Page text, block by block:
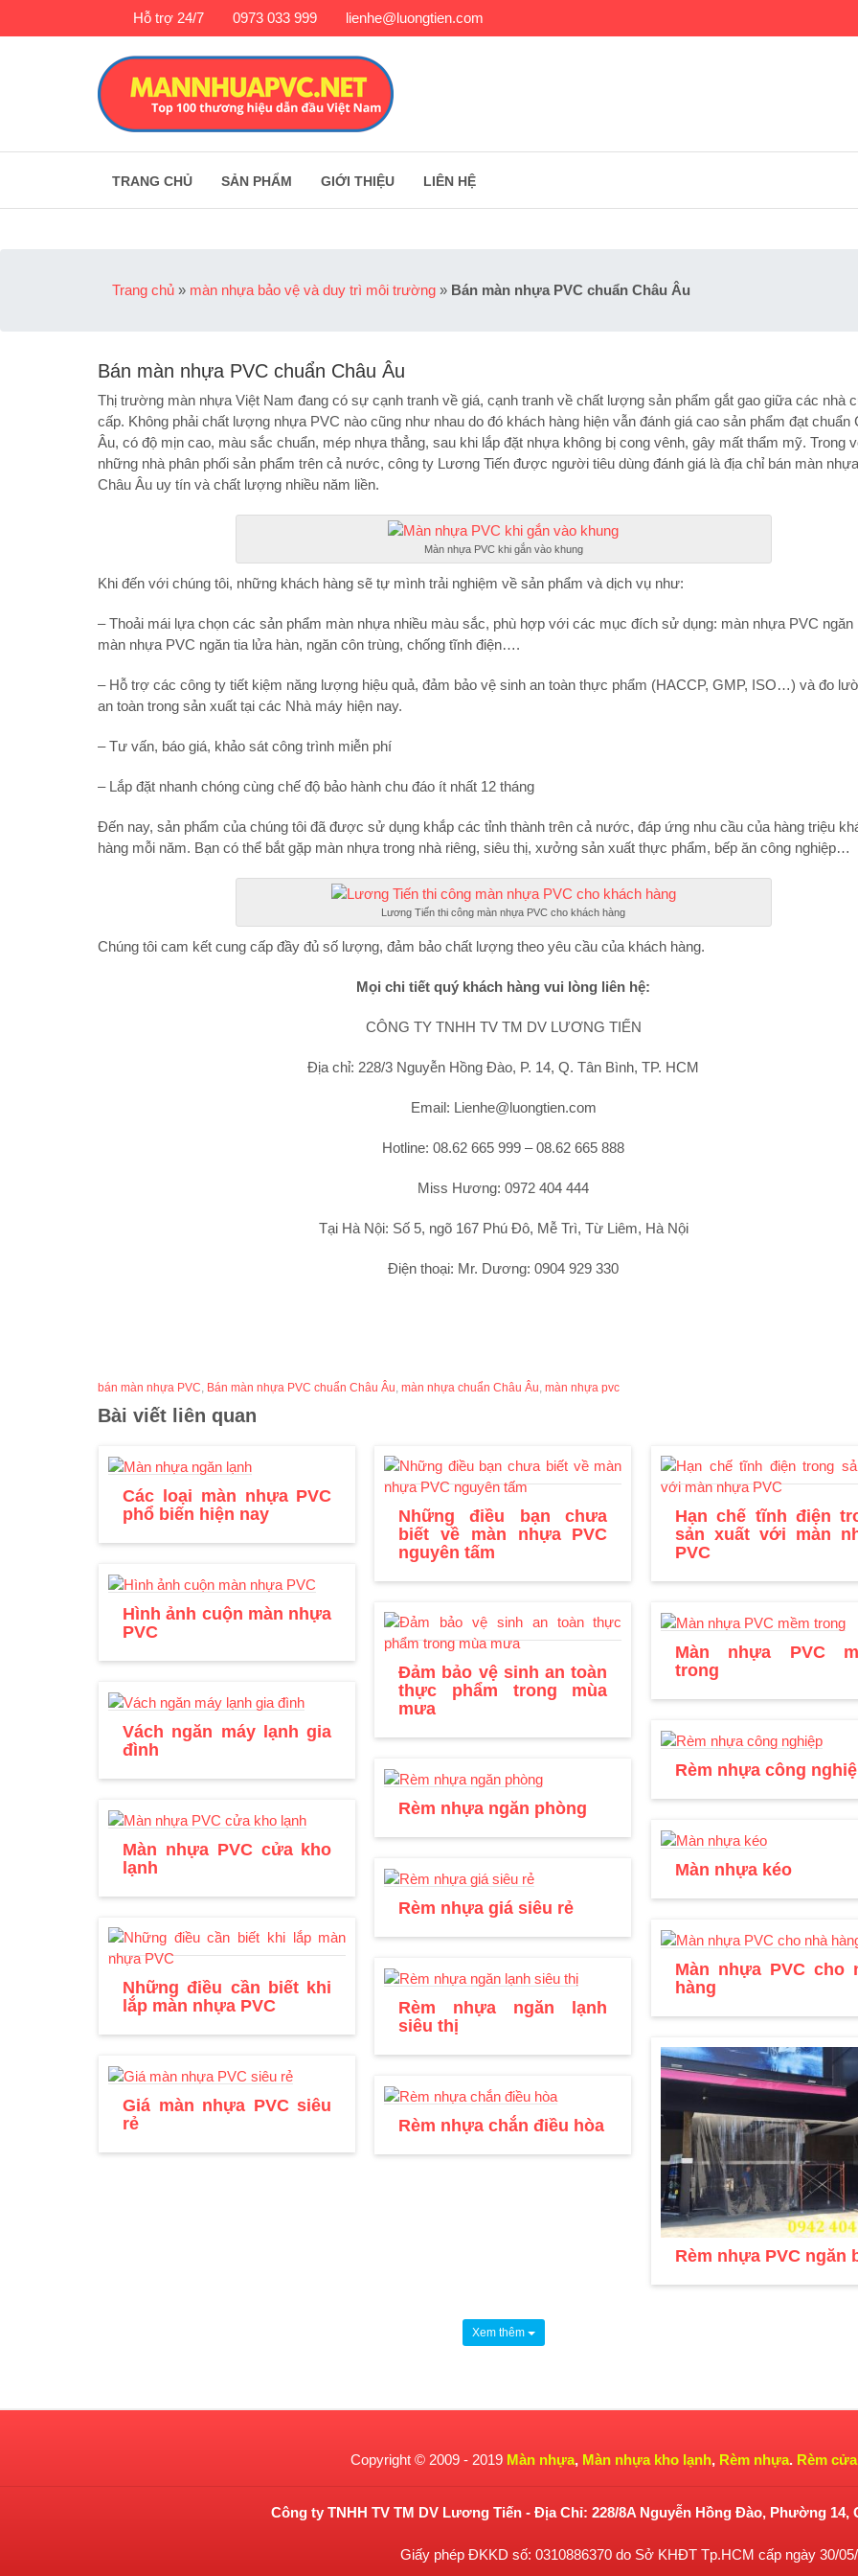
Hỗ trợ 24/7 0973 033 999 lienhe@luongtien.com
TRANG CHỦ SẢN PHẨM GIỚI THIỆU LIÊN HỆ
Trang chủ » màn nhựa bảo vệ và duy trì môi trường » Bán màn nhựa PVC chuẩn Châu Âu
Bán màn nhựa PVC chuẩn Châu Âu
Thị trường màn nhựa Việt Nam đang có sự cạnh tranh về giá, cạnh tranh về chất lượng sản phẩm gắt gao giữa các nhà
cấp. Không phải chất lượng nhựa PVC nào cũng như nhau do đó khách hàng hiện vẫn đánh giá cao sản phẩm đạt chuẩn
Âu, có độ mịn cao, màu sắc chuẩn, mép nhựa thẳng, sau khi lắp đặt nhựa không bị cong vênh, gây mất thẩm mỹ. Trong
những nhà phân phối sản phẩm trên cả nước, công ty Lương Tiến được người tiêu dùng đánh giá là địa chỉ bán màn
Châu Âu uy tín và chất lượng nhiều năm liền.
Màn nhựa PVC khi gắn vào khung
Khi đến với chúng tôi, những khách hàng sẽ tự mình trải nghiệm về sản phẩm và dịch vụ như:
– Thoải mái lựa chọn các sản phẩm màn nhựa nhiều màu sắc, phù hợp với các mục đích sử dụng: màn nhựa PVC ngăn
màn nhựa PVC ngăn tia lửa hàn, ngăn côn trùng, chống tĩnh điện….
– Hỗ trợ các công ty tiết kiệm năng lượng hiệu quả, đảm bảo vệ sinh an toàn thực phẩm (HACCP, GMP, ISO…) và đo
an toàn trong sản xuất tại các Nhà máy hiện nay.
– Tư vấn, báo giá, khảo sát công trình miễn phí
– Lắp đặt nhanh chóng cùng chế độ bảo hành chu đáo ít nhất 12 tháng
Đến nay, sản phẩm của chúng tôi đã được sử dụng khắp các tỉnh thành trên cả nước, đáp ứng nhu cầu của hàng triệu
hàng mỗi năm. Bạn có thể bắt gặp màn nhựa trong nhà riêng, siêu thị, xưởng sản xuất thực phẩm, bếp ăn công nghiệp…
Lương Tiến thi công màn nhựa PVC cho khách hàng
Chúng tôi cam kết cung cấp đầy đủ số lượng, đảm bảo chất lượng theo yêu cầu của khách hàng.
Mọi chi tiết quý khách hàng vui lòng liên hệ:
CÔNG TY TNHH TV TM DV LƯƠNG TIẾN
Địa chỉ: 228/3 Nguyễn Hồng Đào, P. 14, Q. Tân Bình, TP. HCM
Email: Lienhe@luongtien.com
Hotline: 08.62 665 999 – 08.62 665 888
Miss Hương: 0972 404 444
Tại Hà Nội: Số 5, ngõ 167 Phú Đô, Mễ Trì, Từ Liêm, Hà Nội
Điện thoại: Mr. Dương: 0904 929 330
bán màn nhựa PVC, Bán màn nhựa PVC chuẩn Châu Âu, màn nhựa chuẩn Châu Âu, màn nhựa pvc
Bài viết liên quan
Các loại màn nhựa PVC
phổ biến hiện nay
Những điều bạn chưa
biết về màn nhựa PVC
nguyên tấm
Hạn chế tĩnh điện
sản xuất với màn
PVC
Hình ảnh cuộn màn nhựa
PVC
Đảm bảo vệ sinh an toàn
thực phẩm trong mùa
mưa
Màn nhựa PVC
trong
Vách ngăn máy lạnh gia
đình
Rèm nhựa công
Rèm nhựa ngăn phòng
Màn nhựa PVC cửa kho
lạnh
Màn nhựa kéo
Rèm nhựa giá siêu rẻ
Những điều cần biết khi
lắp màn nhựa PVC
Màn nhựa PVC cho
hàng
Rèm nhựa ngăn lạnh
siêu thị
Rèm nhựa PVC ngăn
Giá màn nhựa PVC siêu
rẻ
Rèm nhựa chắn điều hòa
Xem thêm
Copyright © 2009 - 2019 Màn nhựa, Màn nhựa kho lạnh, Rèm nhựa. Rèm
Công ty TNHH TV TM DV Lương Tiến - Địa Chỉ: 228/8A Nguyễn Hồng Đào, Phường 14,
Giấy phép ĐKKD số: 0310886370 do Sở KHĐT Tp.HCM cấp ngày 30/